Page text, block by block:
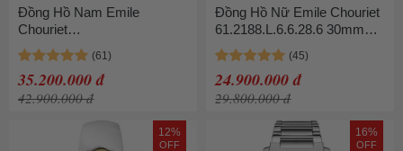
Đồng Hồ Nam Emile
Chouriet
08.1156.G6.8W.25.6 40mm
Màu Bạc
35.200.000 đ
42.900.000 đ
Đồng Hồ Nữ Emile Chouriet
61.2188.L.6.6.28.6 30mm
Màu Bạc
24.900.000 đ
29.800.000 đ
12%
OFF
16%
OFF